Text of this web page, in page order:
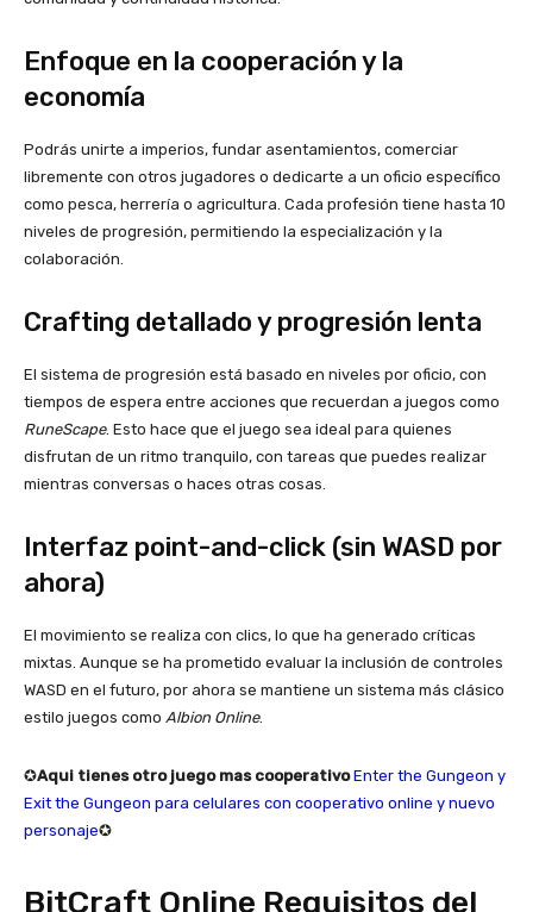
Enfoque en la cooperación y la
economía
Podrás unirte a imperios, fundar asentamientos, comerciar
libremente con otros jugadores o dedicarte a un oficio específico
como pesca, herrería o agricultura. Cada profesión tiene hasta 10
niveles de progresión, permitiendo la especialización y la
colaboración.
Crafting detallado y progresión lenta
El sistema de progresión está basado en niveles por oficio, con
tiempos de espera entre acciones que recuerdan a juegos como
RuneScape. Esto hace que el juego sea ideal para quienes
disfrutan de un ritmo tranquilo, con tareas que puedes realizar
mientras conversas o haces otras cosas.
Interfaz point-and-click (sin WASD por
ahora)
El movimiento se realiza con clics, lo que ha generado críticas
mixtas. Aunque se ha prometido evaluar la inclusión de controles
WASD en el futuro, por ahora se mantiene un sistema más clásico
estilo juegos como Albion Online.
✪Aqui tienes otro juego mas cooperativoEnter the Gungeon y
Exit the Gungeon para celulares con cooperativo online y nuevo
personaje✪
BitCraft Online Requisitos del